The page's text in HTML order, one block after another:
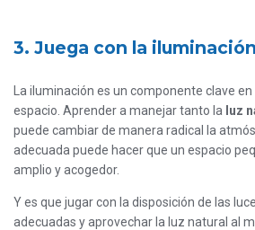
3. Juega con la iluminación
La iluminación es un componente clave
espacio. Aprender a manejar tanto la luz
puede cambiar de manera radical la
adecuada puede hacer que un espacio
amplio y acogedor.
Y es que jugar con la disposición de las
adecuadas y aprovechar la luz natural al